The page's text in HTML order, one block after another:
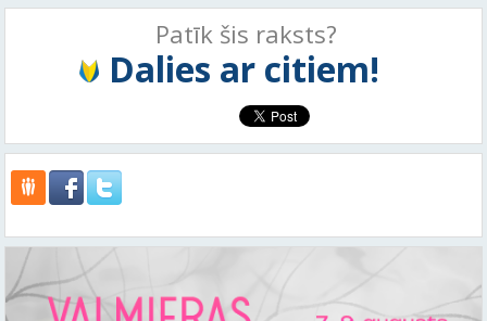
Patīk šis raksts?
Dalies ar citiem!